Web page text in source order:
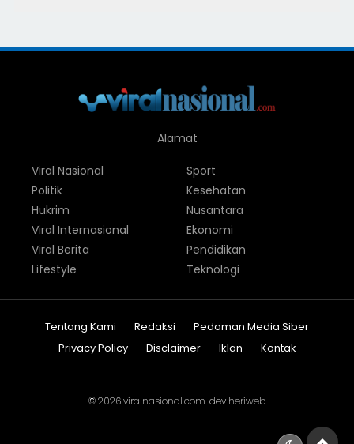
Alamat
Viral Nasional
Politik
Hukrim
Viral Internasional
Viral Berita
Lifestyle
Sport
Kesehatan
Nusantara
Ekonomi
Pendidikan
Teknologi
Tentang Kami Redaksi
Pedoman Media Siber
Privacy Policy
Disclaimer Iklan Kontak
© 2026viralnasional.com. dev heriweb